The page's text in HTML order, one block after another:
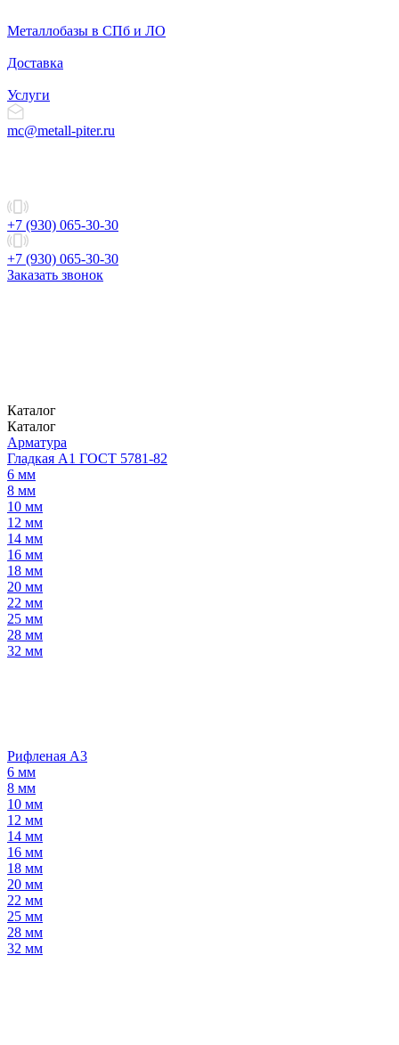
Металлобазы в СПб и ЛО
Доставка
Услуги
mc@metall-piter.ru
+7 (930) 065-30-30
+7 (930) 065-30-30
Заказать звонок
Каталог
Каталог
Арматура
Гладкая А1 ГОСТ 5781-82
6 мм
8 мм
10 мм
12 мм
14 мм
16 мм
18 мм
20 мм
22 мм
25 мм
28 мм
32 мм
Рифленая А3
6 мм
8 мм
10 мм
12 мм
14 мм
16 мм
18 мм
20 мм
22 мм
25 мм
28 мм
32 мм